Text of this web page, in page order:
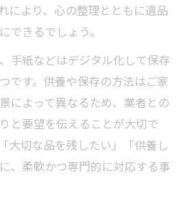
により、心の整理とともに遺品
できるでしょう。
手紙などはデジタル化して保存
です。供養や保存の方法はご家
によって異なるため、業者との
と要望を伝えることが大切で
大切な品を残したい」「供養し
、柔軟かつ専門的に対応する事